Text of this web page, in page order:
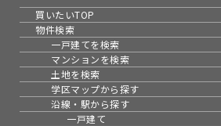
買いたいTOP
物件検索
一戸建てを検索
マンションを検索
土地を検索
学区マップから探す
沿線・駅から探す
一戸建て